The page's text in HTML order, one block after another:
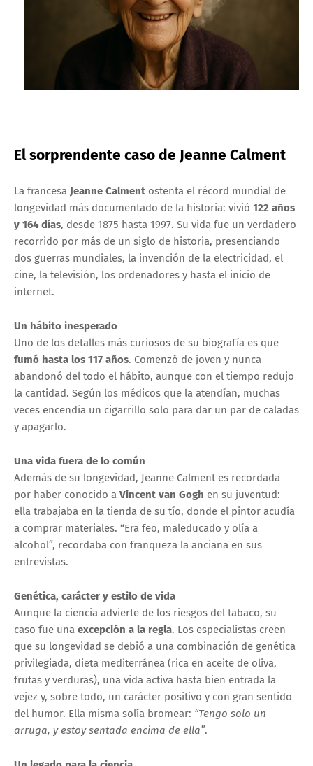
El sorprendente caso de Jeanne Calment
La francesa Jeanne Calment ostenta el récord mundial de
longevidad más documentado de la historia: vivió 122 años
y 164 días, desde 1875 hasta 1997. Su vida fue un verdadero
recorrido por más de un siglo de historia, presenciando
dos guerras mundiales, la invención de la electricidad, el
cine, la televisión, los ordenadores y hasta el inicio de
internet.
Un hábito inesperado
Uno de los detalles más curiosos de su biografía es que
fumó hasta los 117 años. Comenzó de joven y nunca
abandonó del todo el hábito, aunque con el tiempo redujo
la cantidad. Según los médicos que la atendían, muchas
veces encendía un cigarrillo solo para dar un par de caladas
y apagarlo.
Una vida fuera de lo común
Además de su longevidad, Jeanne Calment es recordada
por haber conocido a Vincent van Gogh en su juventud:
ella trabajaba en la tienda de su tío, donde el pintor acudía
a comprar materiales. “Era feo, maleducado y olía a
alcohol”, recordaba con franqueza la anciana en sus
entrevistas.
Genética, carácter y estilo de vida
Aunque la ciencia advierte de los riesgos del tabaco, su
caso fue una excepción a la regla. Los especialistas creen
que su longevidad se debió a una combinación de genética
privilegiada, dieta mediterránea (rica en aceite de oliva,
frutas y verduras), una vida activa hasta bien entrada la
vejez y, sobre todo, un carácter positivo y con gran sentido
del humor. Ella misma solía bromear: “Tengo solo un
arruga, y estoy sentada encima de ella”.